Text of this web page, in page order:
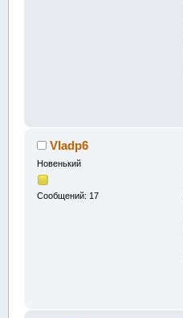
Vladp6
Новенький
Сообщений: 17